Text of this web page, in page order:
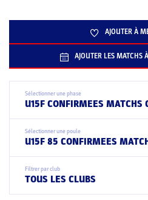
AJOUTER À
AJOUTER LES MATCHS
Sélectionner une phase
U15F CONFIRMEES MATCHS
Sélectionner une poule
U15F 85 CONFIRMEES
Filtrer par club
TOUS LES CLUBS